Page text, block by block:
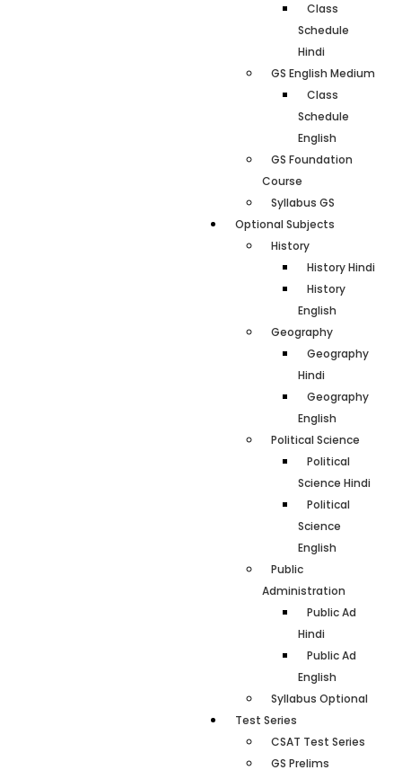
Class
Schedule
Hindi
GS English Medium
Class
Schedule
English
GS Foundation
Course
Syllabus GS
Optional Subjects
History
History Hindi
History
English
Geography
Geography
Hindi
Geography
English
Political Science
Political
Science Hindi
Political
Science
English
Public
Administration
Public Ad
Hindi
Public Ad
English
Syllabus Optional
Test Series
CSAT Test Series
GS Prelims